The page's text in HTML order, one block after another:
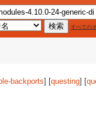
すべての
backports] [questing] [